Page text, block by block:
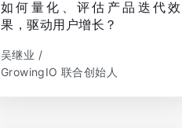
如何量化、评估产品迭代效
果，驱动用户增长？
吴继业 /
GrowingIO 联合创始人